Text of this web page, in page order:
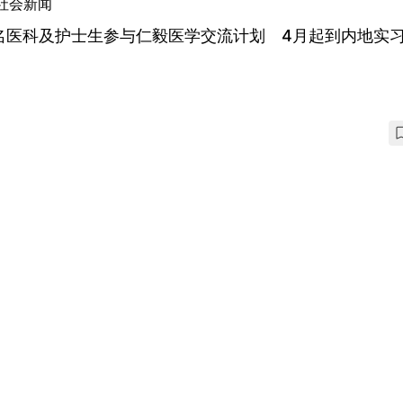
医科及护士生参与仁毅医学交流计划 4月起到内地实